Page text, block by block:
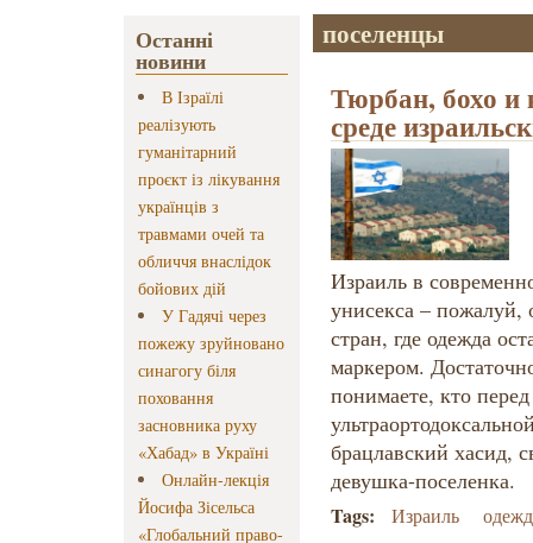
Останні
новини
В Ізраїлі
реалізують
гуманітарний
проєкт із лікування
українців з
травмами очей та
обличчя внаслідок
бойових дій
У Гадячі через
пожежу зруйновано
синагогу біля
поховання
засновника руху
«Хабад» в Україні
Онлайн-лекція
Йосифа Зісельса
«Глобальний право-
поселенцы
Тюрбан, бохо и
среде
Израиль в
унисекса – пожалуй,
стран, где одежда
маркером.
понимаете, кто
брацлавский хасид,
девушка-поселенка.
Tags: Израиль